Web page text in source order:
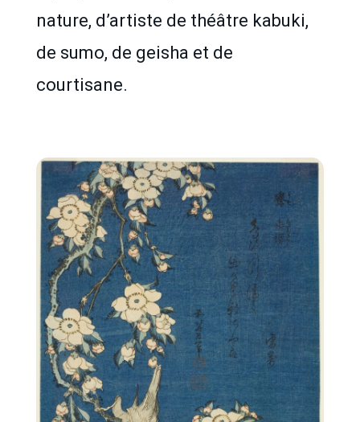
nature, d’artiste de théâtre kabuki,
de sumo, de geisha et de
courtisane.